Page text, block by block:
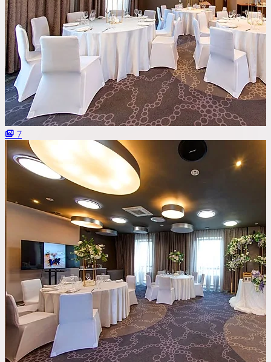
—
Важные условия
Танцпол
Со сценой
Со своим алкоголем
С живой музыкой
С панорамным видом
С детской комнатой
С шоу программой
Показать92площадок Сбросить все фильтры
7